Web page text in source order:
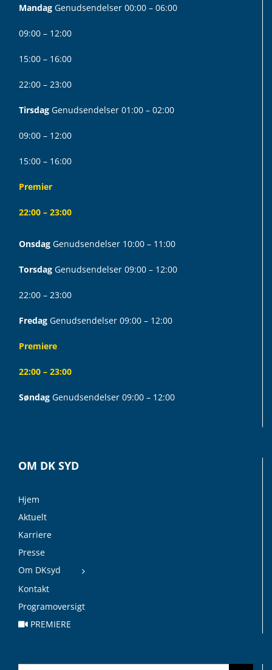
Mandag Genudsendelser 00:00 – 06:00
09:00 – 12:00
15:00 – 16:00
22:00 – 23:00
Tirsdag Genudsendelser 01:00 – 02:00
09:00 – 12:00
15:00 – 16:00
Premier
22:00 – 23:00
Onsdag Genudsendelser 10:00 – 11:00
Torsdag Genudsendelser 09:00 – 12:00
22:00 – 23:00
Fredag Genudsendelser 09:00 – 12:00
Premiere
22:00 – 23:00
Søndag Genudsendelser 09:00 – 12:00
OM DK SYD
Hjem
Aktuelt
Karriere
Presse
Om DKsyd
Kontakt
Programoversigt
PREMIERE